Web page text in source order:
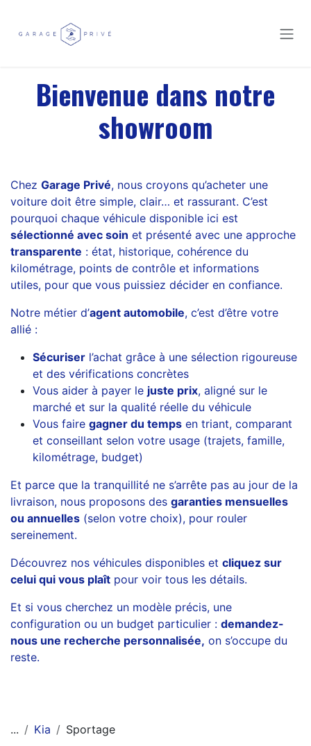
Bienvenue dans notre
showroom
Chez Garage Privé, nous croyons qu’acheter une
voiture doit être simple, clair… et rassurant. C’est
pourquoi chaque véhicule disponible ici est
sélectionné avec soin et présenté avec une approche
transparente : état, historique, cohérence du
kilométrage, points de contrôle et informations
utiles, pour que vous puissiez décider en confiance.
Notre métier d’agent automobile, c’est d’être votre
allié :
Sécuriser l’achat grâce à une sélection rigoureuse
et des vérifications concrètes
Vous aider à payer le juste prix, aligné sur le
marché et sur la qualité réelle du véhicule
Vous faire gagner du temps en triant, comparant
et conseillant selon votre usage (trajets, famille,
kilométrage, budget)
Et parce que la tranquillité ne s’arrête pas au jour de la
livraison, nous proposons des garanties mensuelles
ou annuelles (selon votre choix), pour rouler
sereinement.
Découvrez nos véhicules disponibles et cliquez sur
celui qui vous plaît pour voir tous les détails.
Et si vous cherchez un modèle précis, une
configuration ou un budget particulier : demandez-
nous une recherche personnalisée, on s’occupe du
reste.
... Kia Sportage